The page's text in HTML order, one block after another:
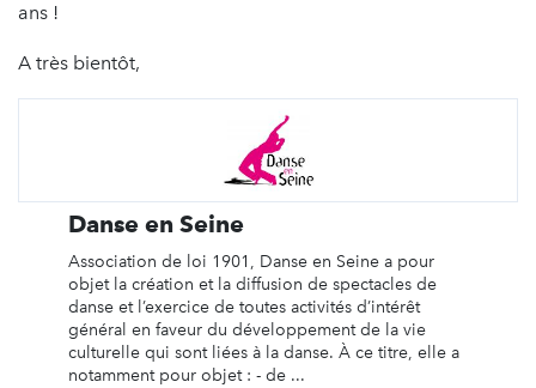
ans !
A très bientôt,
Danse en Seine
Association de loi 1901, Danse en Seine a pour
objet la création et la diffusion de spectacles de
danse et l’exercice de toutes activités d’intérêt
général en faveur du développement de la vie
culturelle qui sont liées à la danse. À ce titre, elle a
notamment pour objet : - de ...